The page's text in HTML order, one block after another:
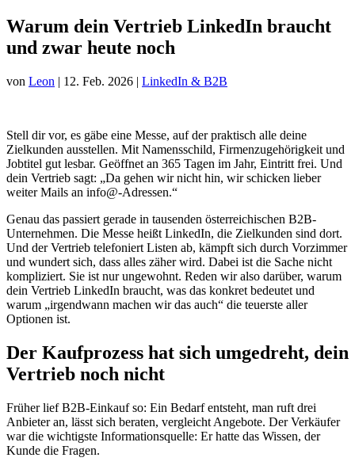
Warum dein Vertrieb LinkedIn braucht
und zwar heute noch
von Leon | 12. Feb. 2026 | LinkedIn & B2B
Stell dir vor, es gäbe eine Messe, auf der praktisch alle deine
Zielkunden ausstellen. Mit Namensschild, Firmenzugehörigkeit und
Jobtitel gut lesbar. Geöffnet an 365 Tagen im Jahr, Eintritt frei. Und
dein Vertrieb sagt: „Da gehen wir nicht hin, wir schicken lieber
weiter Mails an info@-Adressen.“
Genau das passiert gerade in tausenden österreichischen B2B-
Unternehmen. Die Messe heißt LinkedIn, die Zielkunden sind dort.
Und der Vertrieb telefoniert Listen ab, kämpft sich durch Vorzimmer
und wundert sich, dass alles zäher wird. Dabei ist die Sache nicht
kompliziert. Sie ist nur ungewohnt. Reden wir also darüber, warum
dein Vertrieb LinkedIn braucht, was das konkret bedeutet und
warum „irgendwann machen wir das auch“ die teuerste aller
Optionen ist.
Der Kaufprozess hat sich umgedreht, dein
Vertrieb noch nicht
Früher lief B2B-Einkauf so: Ein Bedarf entsteht, man ruft drei
Anbieter an, lässt sich beraten, vergleicht Angebote. Der Verkäufer
war die wichtigste Informationsquelle: Er hatte das Wissen, der
Kunde die Fragen.